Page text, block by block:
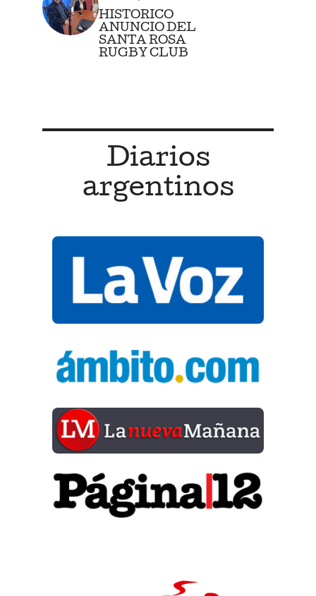
HISTORICO
ANUNCIO DEL
SANTA ROSA
RUGBY CLUB
Diarios
argentinos